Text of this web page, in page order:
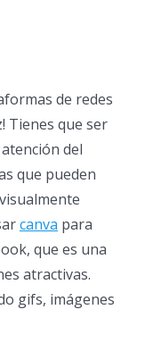
de redes
Tienes que ser
del
que pueden
canva para
que es una
atractivas.
gifs, imágenes